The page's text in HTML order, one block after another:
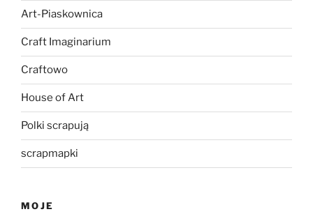
Art-Piaskownica
Craft Imaginarium
Craftowo
House of Art
Polki scrapują
scrapmapki
MOJE